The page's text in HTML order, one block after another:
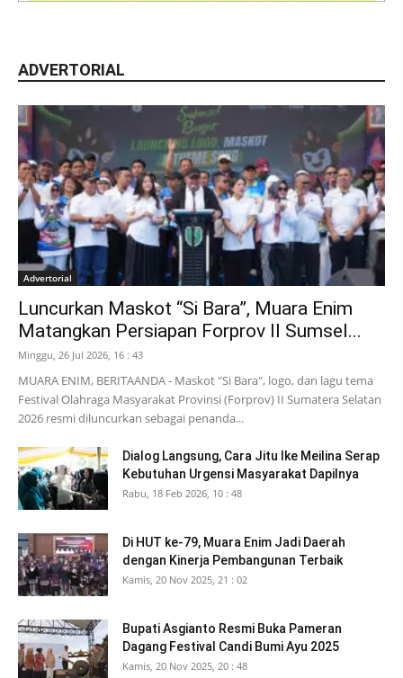
ADVERTORIAL
Advertorial
Luncurkan Maskot “Si Bara”, Muara Enim
Matangkan Persiapan Forprov II Sumsel...
Minggu, 26 Jul 2026, 16 : 43
MUARA ENIM, BERITAANDA - Maskot "Si Bara", logo, dan lagu tema
Festival Olahraga Masyarakat Provinsi (Forprov) II Sumatera Selatan
2026 resmi diluncurkan sebagai penanda...
Dialog Langsung, Cara Jitu Ike Meilina Serap
Kebutuhan Urgensi Masyarakat Dapilnya
Rabu, 18 Feb 2026, 10 : 48
Di HUT ke-79, Muara Enim Jadi Daerah
dengan Kinerja Pembangunan Terbaik
Kamis, 20 Nov 2025, 21 : 02
Bupati Asgianto Resmi Buka Pameran
Dagang Festival Candi Bumi Ayu 2025
Kamis, 20 Nov 2025, 20 : 48